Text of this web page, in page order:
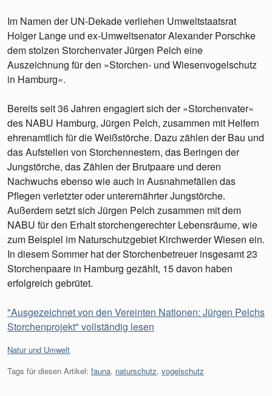
Im Namen der UN-Dekade verliehen Umweltstaatsrat
Holger Lange und ex-Umweltsenator Alexander Porschke
dem stolzen Storchenvater Jürgen Pelch eine
Auszeichnung für den »Storchen- und Wiesenvogelschutz
in Hamburg«.
Bereits seit 36 Jahren engagiert sich der »Storchenvater«
des NABU Hamburg, Jürgen Pelch, zusammen mit Helfern
ehrenamtlich für die Weißstörche. Dazu zählen der Bau und
das Aufstellen von Storchennestern, das Beringen der
Jungstörche, das Zählen der Brutpaare und deren
Nachwuchs ebenso wie auch in Ausnahmefällen das
Pflegen verletzter oder unterernährter Jungstörche.
Außerdem setzt sich Jürgen Pelch zusammen mit dem
NABU für den Erhalt storchengerechter Lebensräume, wie
zum Beispiel im Naturschutzgebiet Kirchwerder Wiesen ein.
In diesem Sommer hat der Storchenbetreuer insgesamt 23
Storchenpaare in Hamburg gezählt, 15 davon haben
erfolgreich gebrütet.
"Ausgezeichnet von den Vereinten Nationen: Jürgen Pelchs
Storchenprojekt" vollständig lesen
Kategorien:
Natur und Umwelt
Tags für diesen Artikel: fauna, naturschutz, vogelschutz